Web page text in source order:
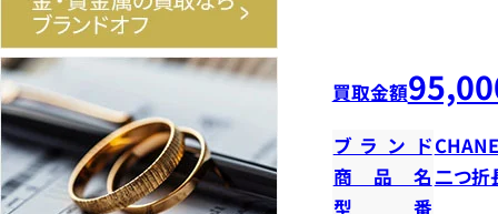
買取金額
ブランド
商品名二つ折
型番